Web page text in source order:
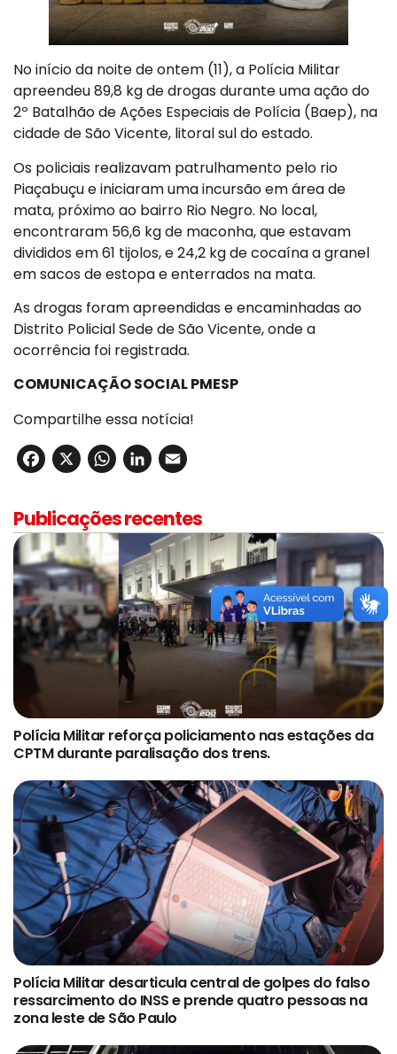
No início da noite de ontem (11), a Polícia Militar
apreendeu 89,8 kg de drogas durante uma ação do
2º Batalhão de Ações Especiais de Polícia (Baep), na
cidade de São Vicente, litoral sul do estado.
Os policiais realizavam patrulhamento pelo rio
Piaçabuçu e iniciaram uma incursão em área de
mata, próximo ao bairro Rio Negro. No local,
encontraram 56,6 kg de maconha, que estavam
divididos em 61 tijolos, e 24,2 kg de cocaína a granel
em sacos de estopa e enterrados na mata.
As drogas foram apreendidas e encaminhadas ao
Distrito Policial Sede de São Vicente, onde a
ocorrência foi registrada.
COMUNICAÇÃO SOCIAL PMESP
Compartilhe essa notícia!
Facebook
X WhatsApp
LinkedIn
Publicações recentes
Polícia Militar reforça policiamento nas estações da
CPTM durante paralisação dos trens.
Polícia Militar desarticula central de golpes do falso
ressarcimento do INSS e prende quatro pessoas na
zona leste de São Paulo